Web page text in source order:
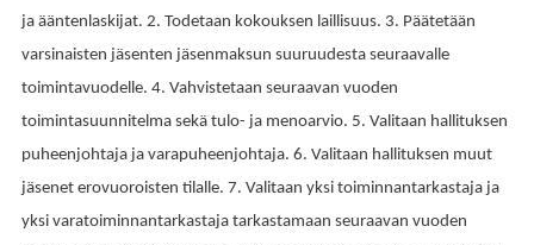
ja ääntenlaskijat. 2. Todetaan kokouksen laillisuus. 3. Päätetään
varsinaisten jäsenten jäsenmaksun suuruudesta seuraavalle
toimintavuodelle. 4. Vahvistetaan seuraavan vuoden
toimintasuunnitelma sekä tulo- ja menoarvio. 5. Valitaan hallituksen
puheenjohtaja ja varapuheenjohtaja. 6. Valitaan hallituksen muut
jäsenet erovuoroisten tilalle. 7. Valitaan yksi toiminnantarkastaja ja
yksi varatoiminnantarkastaja tarkastamaan seuraavan vuoden